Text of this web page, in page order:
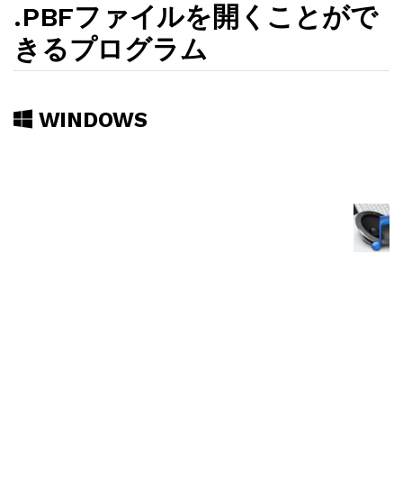
.PBFファイルを開くことがで
きるプログラム
WINDOWS